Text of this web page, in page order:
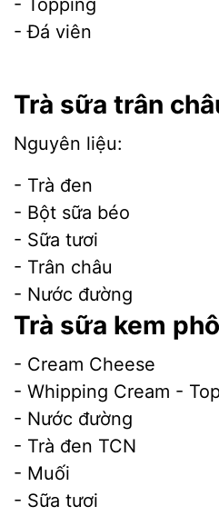
- Topping
- Đá viên
Trà sữa trân
Nguyên liệu:
- Trà đen
- Bột sữa béo
- Sữa tươi
- Trân châu
- Nước đường
Trà sữa kem
- Cream Cheese
- Whipping Cream -
- Nước đường
- Trà đen TCN
- Muối
- Sữa tươi